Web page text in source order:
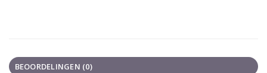
BEOORDELINGEN (0)